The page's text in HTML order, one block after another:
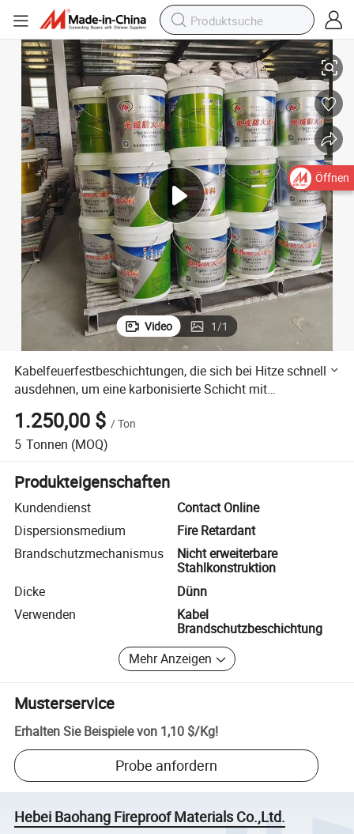
karbonisierte Schicht mit Wärmeisolierung und
Kabelfeuerfestbeschichtungen, die sich bei Hitze schnell ausdehnen,
Video 1/1
Kabelfeuerfestbeschichtungen, die sich bei Hitze schnell
ausdehnen, um eine karbonisierte Schicht mit
Wärmeisolierung und Sauerstoffisolierungseigenschaften
zu bilden
1.250,00 $ /Ton
5 Tonnen (MOQ)
Produkteigenschaften
Kundendienst
Contact Online
Dispersionsmedium
Fire Retardant
Brandschutzmechanismus
Nicht erweiterbare
Stahlkonstruktion
Dicke
Dünn
Verwenden
Kabel
Brandschutzbeschichtung
Mehr Anzeigen
Musterservice
Erhalten Sie Beispiele von 1,10 $/Kg!
Probe anfordern
Hebei Baohang Fireproof Materials Co.,Ltd.
Öffnen